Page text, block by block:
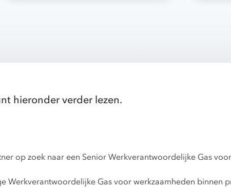
hieronder verder lezen.
op zoek naar een Senior Werkverantwoordelijke Gas
Werkverantwoordelijke Gas voor werkzaamheden binnen